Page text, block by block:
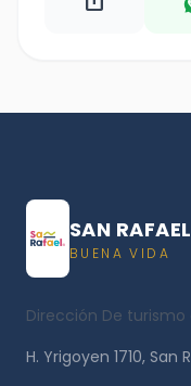
SAN RAFAEL
BUENA VIDA
Dirección De turismo
H. Yrigoyen 1710, San